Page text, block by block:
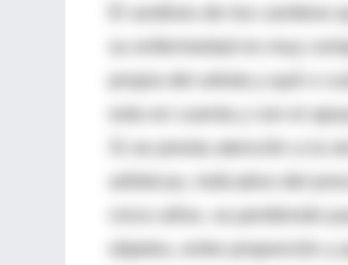
El análisis de los cambios
su enfermedad es muy
esto en cuenta y con el
Si se presta atención a la
artísticas, indicativo del
cinco años, va perdiendo
objetos, entre proporción